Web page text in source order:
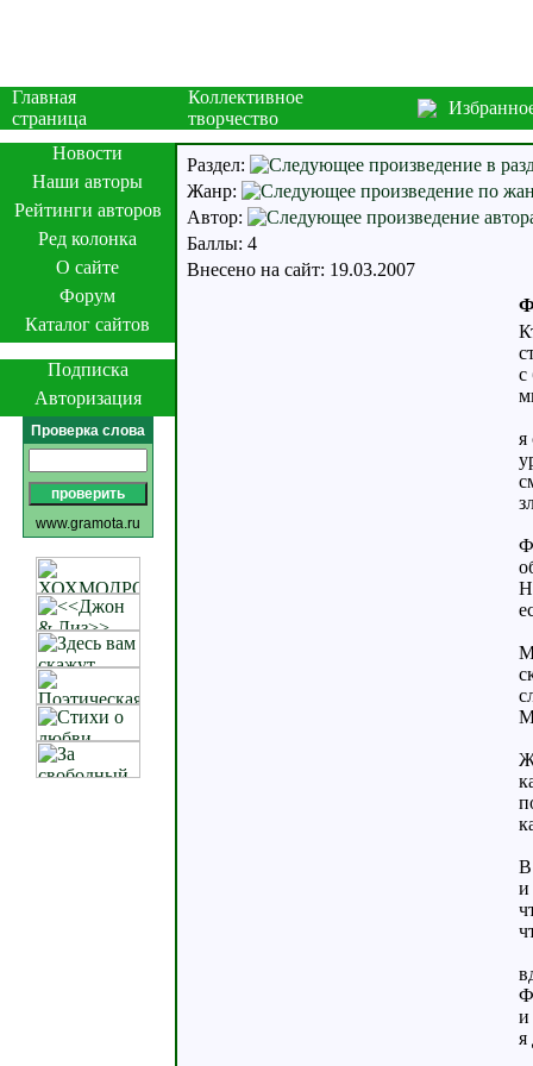
Главная
страница
Коллективное
творчество
Новости
Наши авторы
Рейтинги авторов
Ред колонка
О сайте
Форум
Каталог сайтов
Подписка
Авторизация
Проверка слова
www.gramota.ru
Раздел:
Жанр:
Автор:
Баллы: 4
Внесено на сайт: 19.03.2007
c
я
В
и
и
я